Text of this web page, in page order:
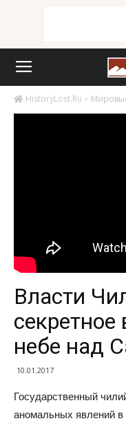
HistoryLost.Ru
Власти
небе над
10.01.2017
Государственный
аномальных явлений